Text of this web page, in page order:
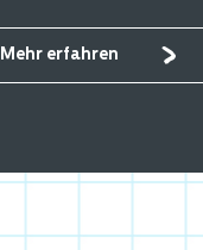
Mehr erfahren